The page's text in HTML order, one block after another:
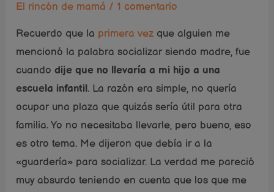
El rincón de mamá /1 comentario
Recuerdo que la primera vez que alguien me
mencionó la palabra socializar siendo madre, fue
cuandodije que no llevaría a mi hijo a una
escuela infantil. La razón era simple, no quería
ocupar una plaza que quizás sería útil para otra
familia. Yo no necesitaba llevarle, pero bueno, eso
es otro tema. Me dijeron que debía ir a la
«guardería» para socializar. La verdad me pareció
muy absurdo teniendo en cuenta que los que me